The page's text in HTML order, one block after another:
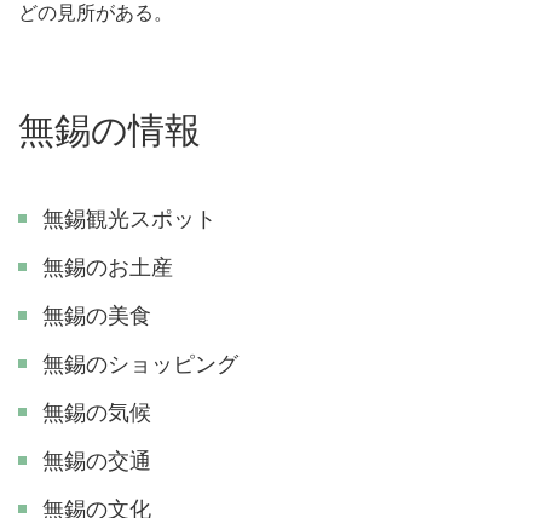
どの見所がある。
無錫の情報
無錫観光スポット
無錫のお土産
無錫の美食
無錫のショッピング
無錫の気候
無錫の交通
無錫の文化